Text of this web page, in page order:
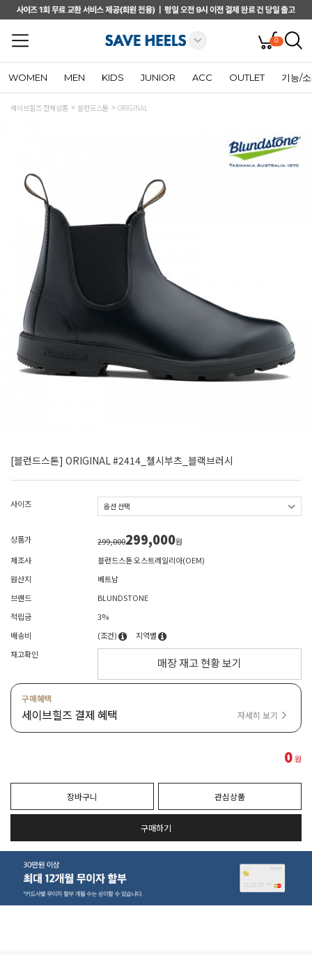
0
WOMEN MEN KIDS JUNIOR ACC OUTLET 기능/
세이브힐즈 전체상품 블런드스톤 ORIGINAL
[블런드스톤] ORIGINAL #2414_첼시부츠_블랙브러시
사이즈
상품가 299,000299,000원
제조사
블런드스톤 오스트레일리아(OEM)
원산지
베트남
브랜드
BLUNDSTONE
적립금
3%
배송비
(조건)
지역별
재고확인
매장 재고 현황 보기
구매혜택
세이브힐즈 결제 혜택 자세히 보기
0원
장바구니 관심상품
구매하기